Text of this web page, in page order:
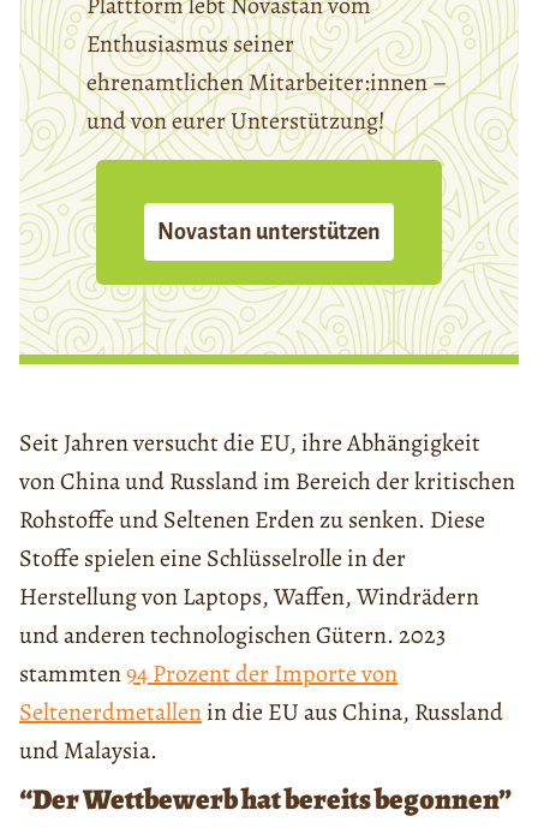
Enthusiasmus seiner
ehrenamtlichen Mitarbeiter:innen –
und von eurer Unterstützung!
Novastan unterstützen
Seit Jahren versucht die EU, ihre Abhängigkeit
von China und Russland im Bereich der kritischen
Rohstoffe und Seltenen Erden zu senken. Diese
Stoffe spielen eine Schlüsselrolle in der
Herstellung von Laptops, Waffen, Windrädern
und anderen technologischen Gütern. 2023
stammten94 Prozent der Importe von
Seltenerdmetallenin die EU aus China, Russland
und Malaysia.
“Der Wettbewerb hat bereits begonnen”